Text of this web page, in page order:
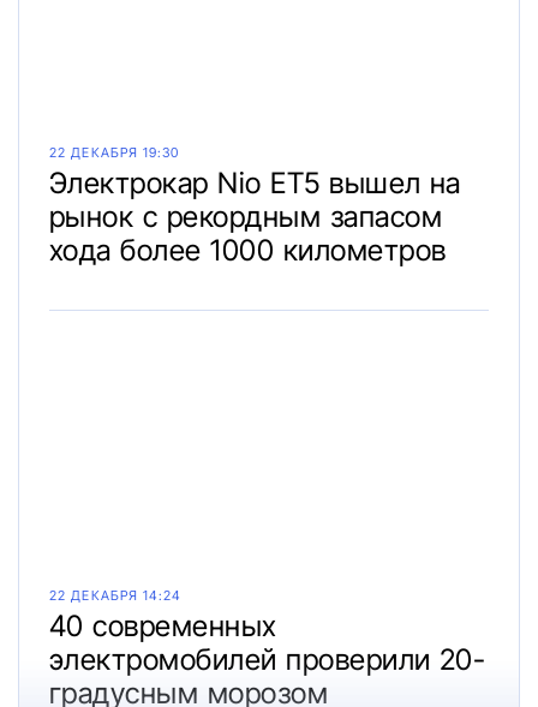
22 ДЕКАБРЯ 19:30
Электрокар Nio ET5 вышел на
рынок с рекордным запасом
хода более 1000 километров
22 ДЕКАБРЯ 14:24
40 современных
электромобилей проверили 20-
градусным морозом